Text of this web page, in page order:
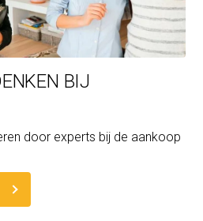
BIJ
door experts bij de aankoop